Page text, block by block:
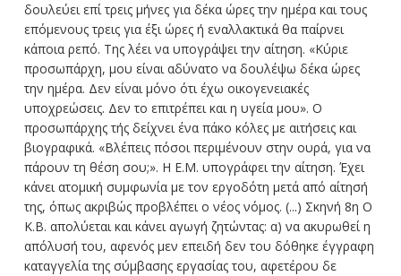
δουλεύει επί τρεις μήνες για δέκα ώρες την ημέρα και τους
επόμενους τρεις για έξι ώρες ή εναλλακτικά θα παίρνει
κάποια ρεπό. Της λέει να υπογράψει την αίτηση. «Κύριε
προσωπάρχη, μου είναι αδύνατο να δουλέψω δέκα ώρες
την ημέρα. Δεν είναι μόνο ότι έχω οικογενειακές
υποχρεώσεις. Δεν το επιτρέπει και η υγεία μου». Ο
προσωπάρχης τής δείχνει ένα πάκο κόλες με αιτήσεις και
βιογραφικά. «Βλέπεις πόσοι περιμένουν στην ουρά, για να
πάρουν τη θέση σου;». Η Ε.Μ. υπογράφει την αίτηση. Έχει
κάνει ατομική συμφωνία με τον εργοδότη μετά από αίτησή
της, όπως ακριβώς προβλέπει ο νέος νόμος. (...) Σκηνή 8η Ο
Κ.Β. απολύεται και κάνει αγωγή ζητώντας: α) να ακυρωθεί η
απόλυσή του, αφενός μεν επειδή δεν του δόθηκε έγγραφη
καταγγελία της σύμβασης εργασίας του, αφετέρου δε